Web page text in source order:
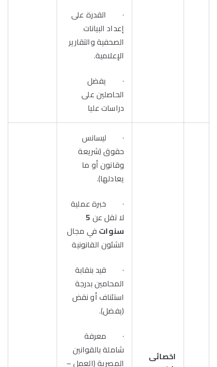
· القدرة على
إعداد البيانات
الصحفية والتقارير
الإعلامية.
· يفضل
الحاصلين على
دراسات عليا
اخصائى
· ليسانس
حقوق (شريعة
وقانون أو ما
يعادلها).
· خبرة عملية
لا تقل عن5
سنوات في مجال
الشئون القانونية
· قيد بنقابة
المحامين بدرجة
استئناف أو نقض
(يفضل).
· معرفة
شاملة بالقوانين
المصرية (العمل –